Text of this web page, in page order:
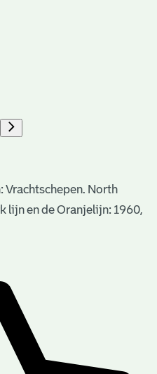
Vrachtschepen. North
lijn en de Oranjelijn: 1960,